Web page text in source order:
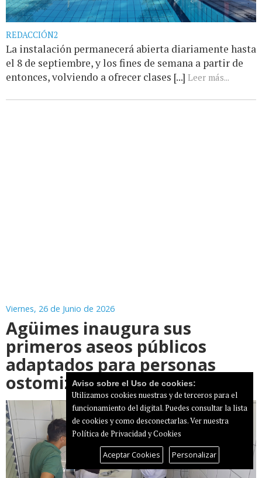
REDACCIÓN2
La instalación permanecerá abierta diariamente hasta
el 8 de septiembre, y los fines de semana a partir de
entonces, volviendo a ofrecer clases [...] Leer más...
Viernes, 26 de Junio de 2026
Agüimes inaugura sus
primeros aseos públicos
adaptados para personas
ostomizadasAviso sobre el Uso de cookies:
Utilizamos cookies nuestras y de terceros para el
funcionamiento del digital. Puedes consultar la lista
de cookies y como desconectarlas.Ver nuestra
Política de Privacidad y Cookies
Aceptar Cookies Personalizar